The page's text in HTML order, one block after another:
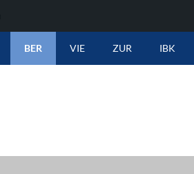
BER VIE ZUR IBK